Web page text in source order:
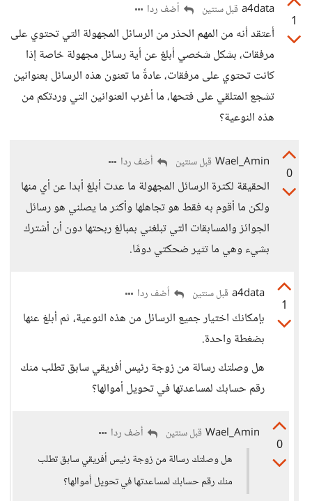
1
a4data قبل سنتين أضف ردا
أعتقد أنه من المهم الحذر من الرسائل المجهولة التي تحتوي على
مرفقات، بشكل شخصي أبلغ عن أية رسائل مجهولة خاصة إذا
كانت تحتوي على مرفقات، عادةً ما تعنون هذه الرسائل بعنوانين
تشجع المتلقي على فتحها، ما أغرب العنوانين التي وردتكم من
هذه النوعية؟
0
Wael_Amin قبل سنتين أضف ردا
الحقيقة لكثرة الرسائل المجهولة ما عدت أبلغ أبدا عن أي منها
ولكن ما أقوم به فقط هو تجاهلها وأكثر ما يصلني هو رسائل
الجوائز والمسابقات التي تبلغني بمبالغ ربحتها دون أن أشترك
بشيء وهي ما تثير ضحكتي دومًا.
1
a4data قبل سنتين أضف ردا
بإمكانك اختيار جميع الرسائل من هذه النوعية، ثم أبلغ عنها
بضغطة واحدة.
هل وصلتك رسالة من زوجة رئيس أفريقي سابق تطلب منك
رقم حسابك لمساعدتها في تحويل أموالها؟
0
Wael_Amin قبل سنتين
أضف ردا
هل وصلتك رسالة من زوجة رئيس أفريقي سابق تطلب
منك رقم حسابك لمساعدتها في تحويل أموالها؟